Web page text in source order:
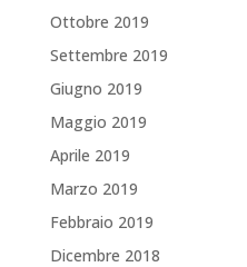
Ottobre 2019
Settembre 2019
Giugno 2019
Maggio 2019
Aprile 2019
Marzo 2019
Febbraio 2019
Dicembre 2018